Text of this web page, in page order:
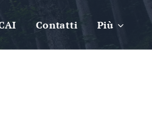
Contatti Più